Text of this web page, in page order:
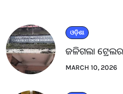
ଓଡ଼ିଶା
ଜଳିଗଲା
MARCH 10, 2026